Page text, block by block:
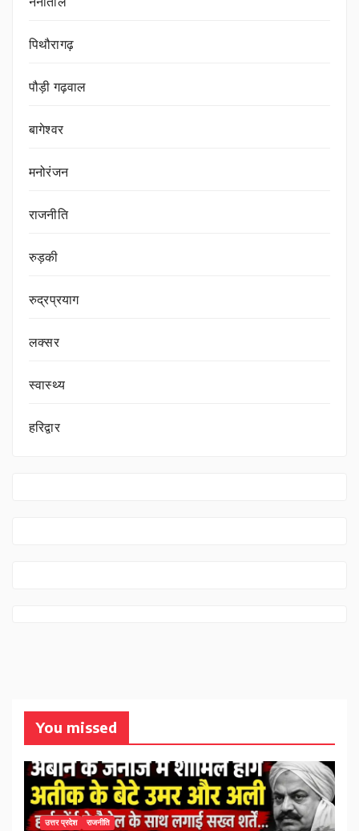
नैनीताल
पिथौरागढ़
पौड़ी गढ़वाल
बागेश्वर
मनोरंजन
राजनीति
रुड़की
रुद्रप्रयाग
लक्सर
स्वास्थ्य
हरिद्वार
You missed
उत्तर प्रदेश राजनीति